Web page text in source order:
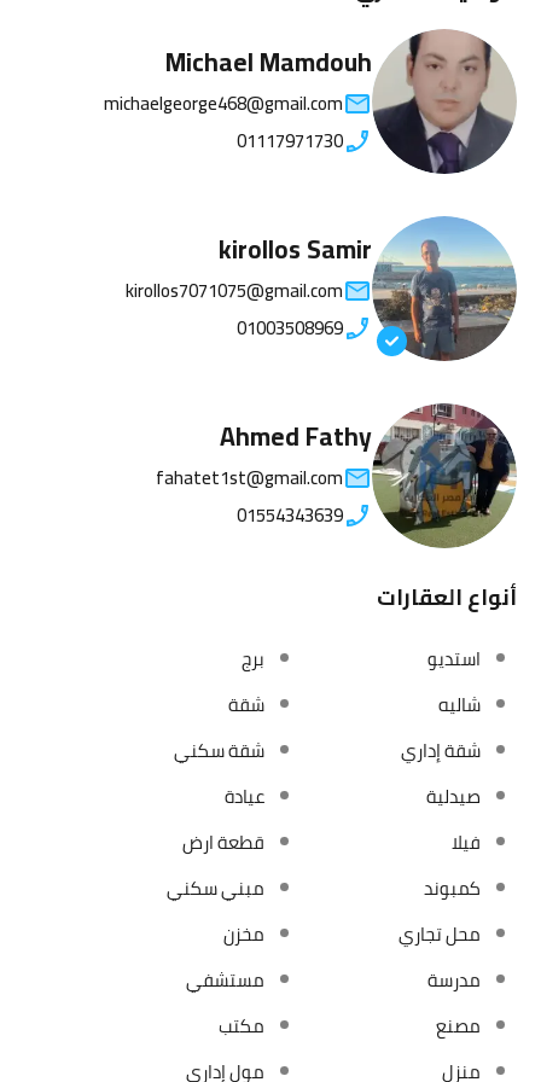
Michael Mamdouh
michaelgeorge468@gmail.com
01117971730
kirollos Samir
kirollos7071075@gmail.com
01003508969
Ahmed Fathy
fahatet1st@gmail.com
01554343639
أنواع العقارات
استديو
برج
شاليه
شقة
شقة إداري
شقة سكني
صيدلية
عيادة
فيلا
قطعة ارض
كمبوند
مبني سكني
محل تجاري
مخزن
مدرسة
مستشفي
مصنع
مكتب
منزل
مول إداري